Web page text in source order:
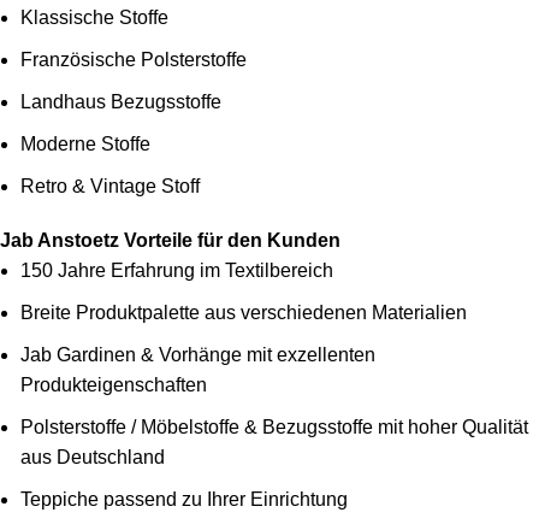
Klassische Stoffe
Französische Polsterstoffe
Landhaus Bezugsstoffe
Moderne Stoffe
Retro & Vintage Stoff
Jab Anstoetz Vorteile für den Kunden
150 Jahre Erfahrung im Textilbereich
Breite Produktpalette aus verschiedenen Materialien
Jab Gardinen & Vorhänge mit exzellenten
Produkteigenschaften
Polsterstoffe / Möbelstoffe & Bezugsstoffe mit hoher Qualität
aus Deutschland
Teppiche passend zu Ihrer Einrichtung